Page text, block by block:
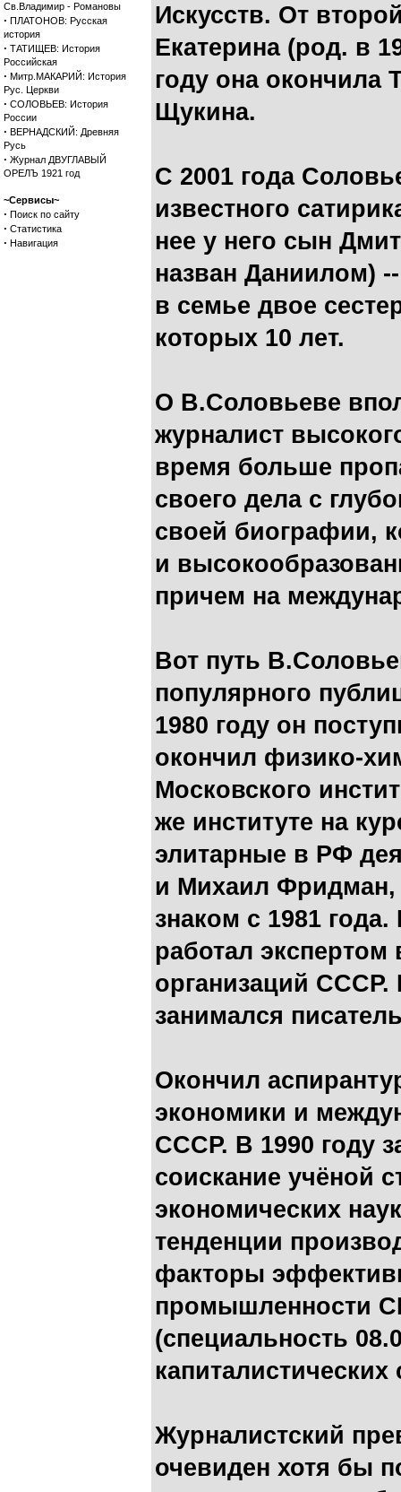
Св.Владимир - Романовы
· ПЛАТОНОВ: Русская
история
· ТАТИЩЕВ: История
Российская
· Митр.МАКАРИЙ: История
Рус. Церкви
· СОЛОВЬЕВ: История
России
· ВЕРНАДСКИЙ: Древняя
Русь
· Журнал ДВУГЛАВЫЙ
ОРЕЛЪ 1921 год
~Сервисы~
· Поиск по сайту
· Статистика
· Навигация
Искусств. От
Екатерина (род. в
году она окончила
Щукина.
С 2001 года
известного
нее у него сын
назван Даниилом)
в семье двое
которых 10 лет.
О В.Соловьеве
журналист
время больше
своего дела с
своей биографии,
и
причем на
Вот путь
популярного
1980 году он
окончил физико-
Московского
же институте на
элитарные в РФ
и Михаил
знаком с 1981
работал
организаций
занимался
Окончил
экономики и
СССР. В 1990 году
соискание учёной
экономических
тенденции
факторы
промышленности
(специальность
капиталистических
Журналистский
очевиден хотя бы